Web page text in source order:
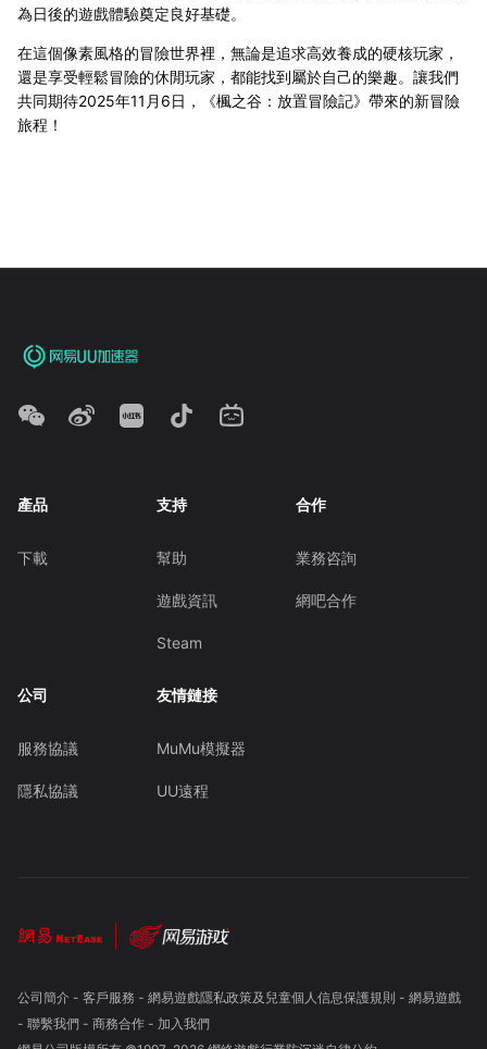
為日後的遊戲體驗奠定良好基礎。
在這個像素風格的冒險世界裡，無論是追求高效養成的硬核玩家，
還是享受輕鬆冒險的休閒玩家，都能找到屬於自己的樂趣。讓我們
共同期待2025年11月6日，《楓之谷：放置冒險記》帶來的新冒險
旅程！
產品
下載
支持
幫助
遊戲資訊
Steam
合作
業務咨詢
網吧合作
公司
服務協議
隱私協議
友情鏈接
MuMu模擬器
UU遠程
公司簡介- 客戶服務 - 網易遊戲隱私政策及兒童個人信息保護規則 - 網易遊戲
- 聯繫我們- 商務合作- 加入我們